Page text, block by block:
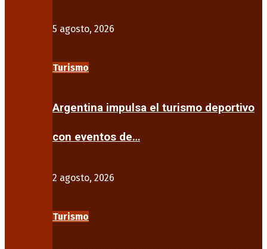
5 agosto, 2026
Turismo
Argentina impulsa el turismo deportivo
con eventos de…
2 agosto, 2026
Turismo